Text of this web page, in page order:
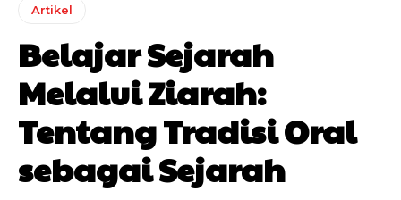
Artikel
Belajar Sejarah
Melalui Ziarah:
Tentang Tradisi Oral
sebagai Sejarah